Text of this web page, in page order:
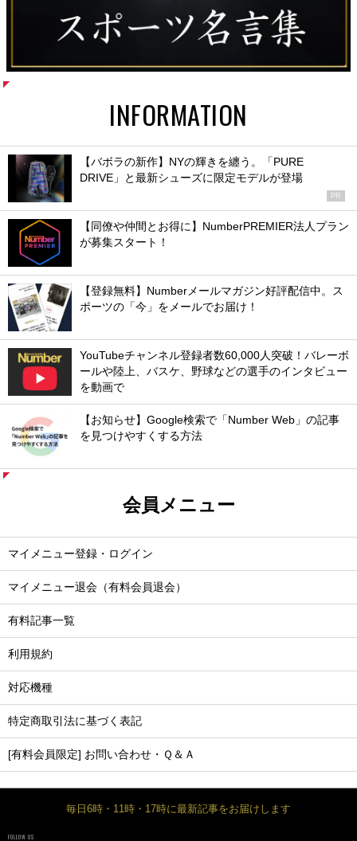
INFORMATION
【バボラの新作】NYの輝きを纏う。「PURE
DRIVE」と最新シューズに限定モデルが登場
PR
【同僚や仲間とお得に】NumberPREMIER法人プラン
が募集スタート！
【登録無料】Numberメールマガジン好評配信中。ス
ポーツの「今」をメールでお届け！
YouTubeチャンネル登録者数60,000人突破！バレーボ
ールや陸上、バスケ、野球などの選手のインタビュー
を動画で
【お知らせ】Google検索で「Number Web」の記事
を見つけやすくする方法
会員メニュー
マイメニュー登録・ログイン
マイメニュー退会（有料会員退会）
有料記事一覧
利用規約
対応機種
特定商取引法に基づく表記
[有料会員限定] お問い合わせ・Ｑ＆Ａ
毎日6時・11時・17時に最新記事をお届けします
FOLLOW US